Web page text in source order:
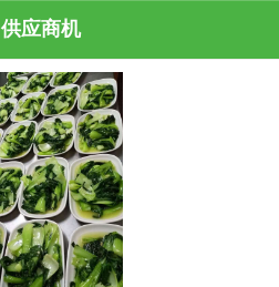
供应商机